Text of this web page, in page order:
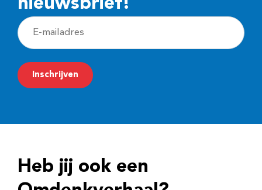
nieuwsbrief!
E
-
m
a
r
Inschrijven
Heb jij ook een